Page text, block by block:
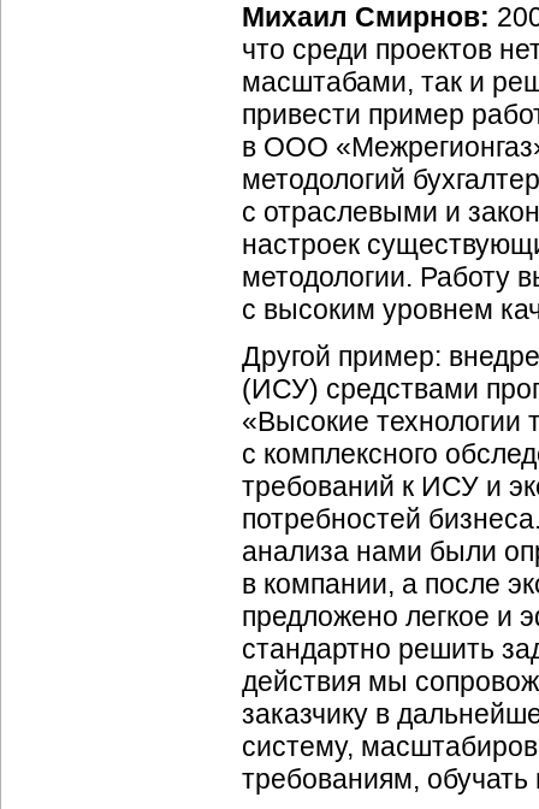
Михаил Смирнов:
что среди проектов
масштабами, так и
привести пример
в ООО
методологий
с отраслевыми и
настроек
методологии. Работу
с высоким уровнем
Другой пример:
(ИСУ) средствами
«Высокие технологии
с комплексного
требований к ИСУ и
потребностей
анализа нами были
в компании, а после
предложено легкое и
стандартно решить
действия мы
заказчику в
систему,
требованиям, обучать